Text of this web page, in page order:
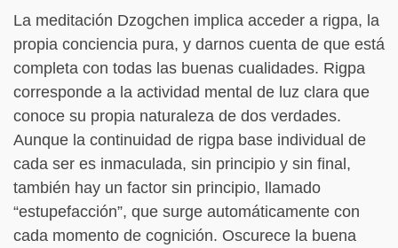
La meditación Dzogchen implica acceder a rigpa, la
propia conciencia pura, y darnos cuenta de que está
completa con todas las buenas cualidades. Rigpa
corresponde a la actividad mental de luz clara que
conoce su propia naturaleza de dos verdades.
Aunque la continuidad de rigpa base individual de
cada ser es inmaculada, sin principio y sin final,
también hay un factor sin principio, llamado
“estupefacción”, que surge automáticamente con
cada momento de cognición. Oscurece la buena